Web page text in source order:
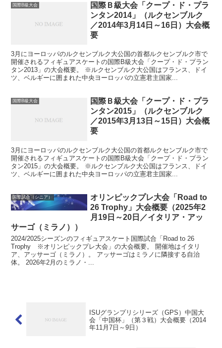
国際B級大会
国際Ｂ級大会「クープ・ド・プラ
ンタン2014」（ルクセンブルク
／2014年3月14日～16日）大会概
要
3月にヨーロッパのルクセンブルク大公国の首都ルクセンブルク市で
開催されるフィギュアスケートの国際B級大会「クープ・ド・プラン
タン2013」の大会概要。 ※ルクセンブルク大公国はフランス、ドイ
ツ、ベルギーに囲まれた中央ヨーロッパの立憲君主国家...
国際B級大会
国際Ｂ級大会「クープ・ド・プラ
ンタン2015」（ルクセンブルク
／2015年3月13日～15日）大会概
要
3月にヨーロッパのルクセンブルク大公国の首都ルクセンブルク市で
開催されるフィギュアスケートの国際B級大会「クープ・ド・プラン
タン2015」の大会概要。 ※ルクセンブルク大公国はフランス、ドイ
ツ、ベルギーに囲まれた中央ヨーロッパの立憲君主国家...
国際試合（シニア）
オリンピックプレ大会「Road to
26 Trophy」大会概要（2025年2
月19日～20日／イタリア・アッ
サーゴ（ミラノ））
2024/2025シーズンのフィギュアスケート国際試合「Road to 26
Trophy ※オリンピックプレ大会」の大会概要。 開催地はイタリ
ア、アッサーゴ（ミラノ）。 アッサーゴはミラノに隣接する自治
体。 2026年2月のミラノ・...
ISUグランプリシリーズ（GPS）中国大
会「中国杯」（第３戦）大会概要（2014
年11月7日～9日）